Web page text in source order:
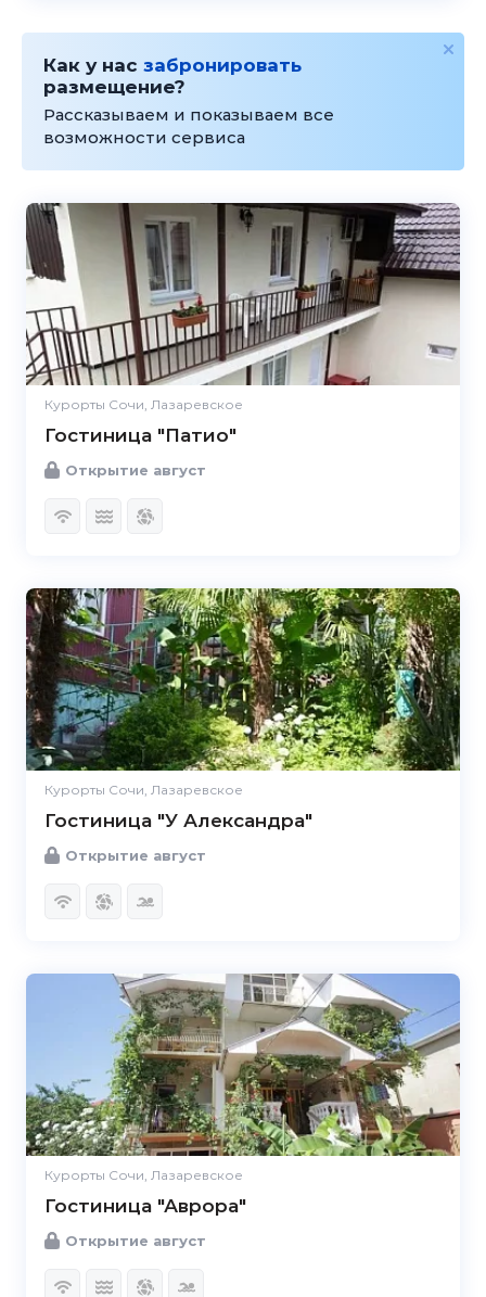
Как у нас забронировать
размещение?
Рассказываем и показываем все
возможности сервиса
Курорты Сочи, Лазаревское
Гостиница "Патио"
Открытие август
Курорты Сочи, Лазаревское
Гостиница "У Александра"
Открытие август
Курорты Сочи, Лазаревское
Гостиница "Аврора"
Открытие август